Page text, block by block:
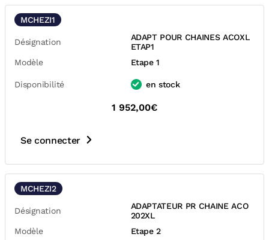
MCHEZI1
Désignation
ADAPT POUR CHAINES ACOXL
ETAP1
Modèle
Etape 1
Disponibilité en stock
1 952,00€
Se connecter
MCHEZI2
Désignation
ADAPTATEUR PR CHAINE ACO
202XL
Modèle
Etape 2